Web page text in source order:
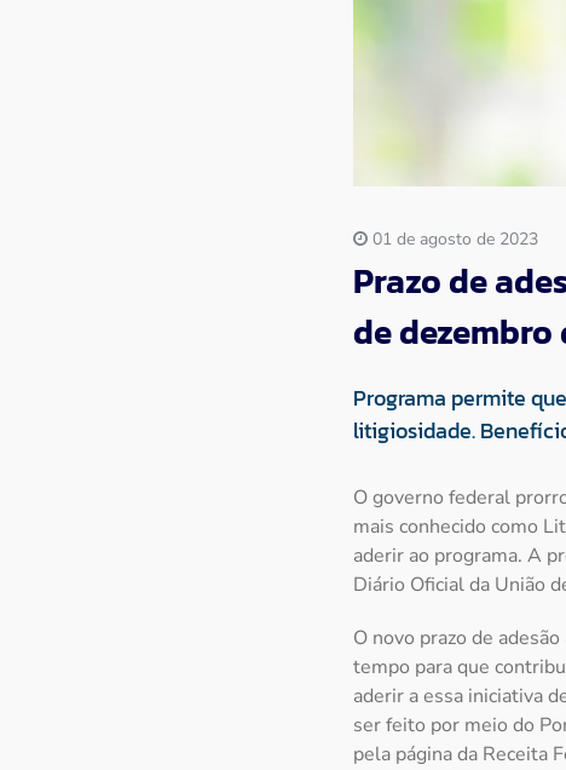
01 de agosto de 2023
Prazo de
de dezembro
Programa permite
litigiosidade.
O governo federal
mais conhecido como
aderir ao programa. A
Diário Oficial da União
O novo prazo de
tempo para que
aderir a essa iniciativa
ser feito por meio do
pela página da Receita